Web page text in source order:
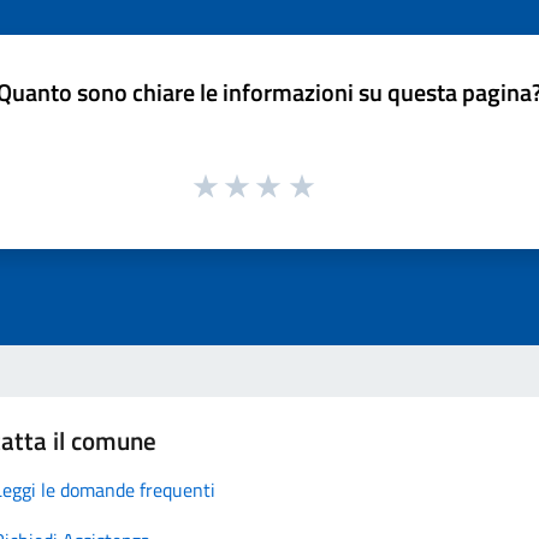
sono chiare le informazioni su questa
il comune
le domande frequenti